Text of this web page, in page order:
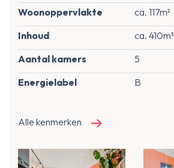
Woonoppervlakte
ca. 117m²
Inhoud
ca. 410m³
Aantal kamers
5
Energielabel
B
Alle kenmerken